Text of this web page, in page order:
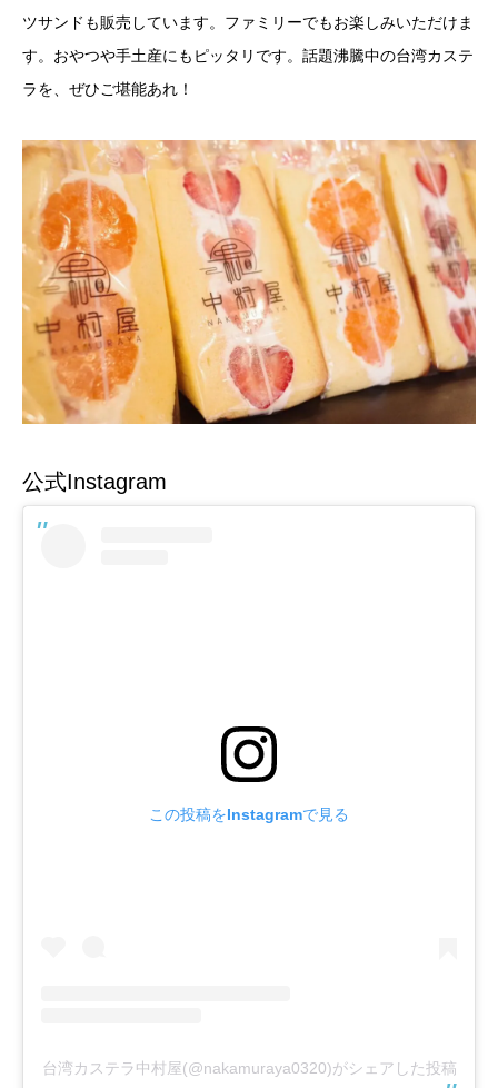
ツサンドも販売しています。ファミリーでもお楽しみいただけま
す。おやつや手土産にもピッタリです。話題沸騰中の台湾カステ
ラを、ぜひご堪能あれ！
公式Instagram
この投稿をInstagramで見る
台湾カステラ中村屋(@nakamuraya0320)がシェアした投稿